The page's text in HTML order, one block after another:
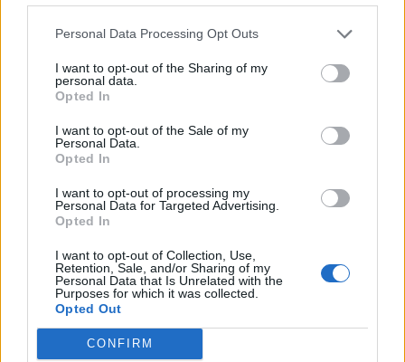
Personal Data Processing Opt Outs
I want to opt-out of the Sharing of my
personal data.
Opted In
I want to opt-out of the Sale of my
Personal Data.
Opted In
I want to opt-out of processing my
Personal Data for Targeted Advertising.
Opted In
I want to opt-out of Collection, Use,
Retention, Sale, and/or Sharing of my
Personal Data that Is Unrelated with the
Purposes for which it was collected.
Opted Out
CONFIRM
Ουγγαρέζος
: Να μου πείτε ποια είναι τα
θέλετε. Κάθεστε μπροστά στα μούτρα μου
και με θάβετε; Ποιος σας έδωσε το δικαίωμα.
Δεν θα με βρίζετε ενώ είμαι εδώ. Μου
επιτεθήκατε εν τη απουσία μου
Κωνσταντοπούλου: Είσαι στον αέρα και
είσαι και στο πλάνο
Ουγγαρέζος: Τώρα είμαι. Ξέρετε και από
τηλεόραση; Κάτι σας άφησε ο κ.
Καραναστάσης, μάθατε από σκηνοθεσία
Κωνσταντοπούλου